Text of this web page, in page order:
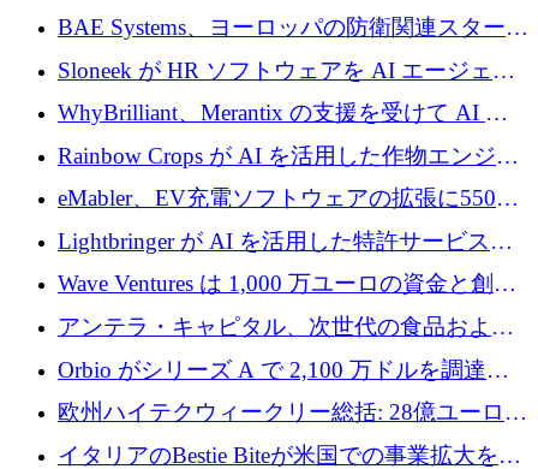
オを拡大するためにシリーズ A で 1,300 万ド
ルを調達
BAE Systems、ヨーロッパの防衛関連スタート
アップの規模拡大を支援するために 5,000 万
ユーロの支援を開始
Sloneek が HR ソフトウェアを AI エージェン
トに変えるために 600 万ドルを調達
WhyBrilliant、Merantix の支援を受けて AI 求
人マッチングを拡大するために 100 万ユーロ
Rainbow Crops が AI を活用した作物エンジニ
アリングを拡張するために 970 万ユーロを調
eMabler、EV充電ソフトウェアの拡張に550万
ユーロを確保
Lightbringer が AI を活用した特許サービスを
拡大するために 1,000 万ドルを調達
Wave Ventures は 1,000 万ユーロの資金と創設
者補助金で 10 周年を迎える
アンテラ・キャピタル、次世代の食品および
アグリテクノロジーのイノベーションを支援
するファンド III の初回クローズ額が 1 億ドル
に到達
Orbio がシリーズ A で 2,100 万ドルを調達、
AI 労働力管理を世界の最前線の労働者に提供
欧州ハイテクウィークリー総括: 28億ユーロの
取引と5月のハイライト
イタリアのBestie Biteが米国での事業拡大を加